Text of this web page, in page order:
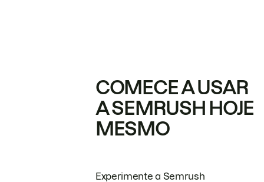
COMECE A USAR
A SEMRUSH HOJE
MESMO
Experimente a Semrush